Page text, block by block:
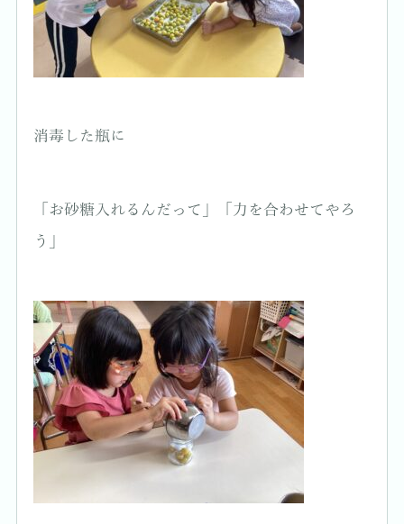
消毒した瓶に
「お砂糖入れるんだって」「力を合わせてやろ
う」